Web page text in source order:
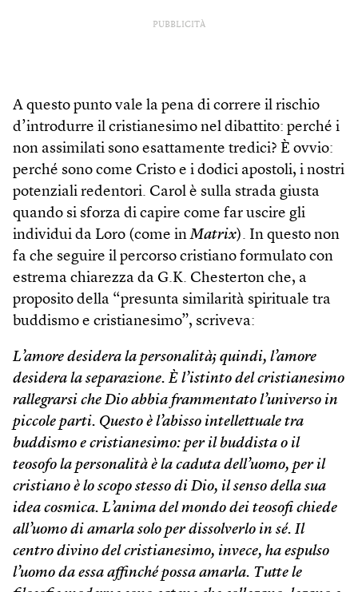
PUBBLICITÀ
A questo punto vale la pena di correre il rischio
d’introdurre il cristianesimo nel dibattito: perché i
non assimilati sono esattamente tredici? È ovvio:
perché sono come Cristo e i dodici apostoli, i nostri
potenziali redentori. Carol è sulla strada giusta
quando si sforza di capire come far uscire gli
individui da Loro (come inMatrix). In questo non
fa che seguire il percorso cristiano formulato con
estrema chiarezza da G.K. Chesterton che, a
proposito della “presunta similarità spirituale tra
buddismo e cristianesimo”, scriveva:
L’amore desidera la personalità; quindi, l’amore
desidera la separazione. È l’istinto del cristianesimo
rallegrarsi che Dio abbia frammentato l’universo in
piccole parti. Questo è l’abisso intellettuale tra
buddismo e cristianesimo: per il buddista o il
teosofo la personalità è la caduta dell’uomo, per il
cristiano è lo scopo stesso di Dio, il senso della sua
idea cosmica. L’anima del mondo dei teosofi chiede
all’uomo di amarla solo per dissolverlo in sé. Il
centro divino del cristianesimo, invece, ha espulso
l’uomo da essa affinché possa amarla. Tutte le